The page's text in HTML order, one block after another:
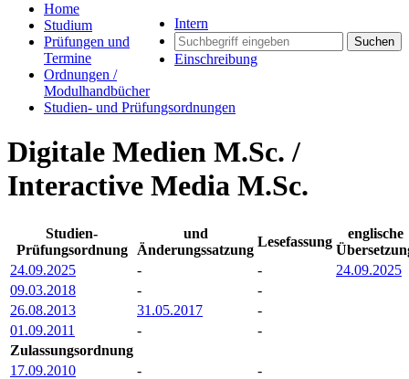
Intern
Suchen
Einschreibung
Home
Studium
Prüfungen und
Termine
Ordnungen /
Modulhandbücher
Studien- und Prüfungsordnungen
Digitale Medien M.Sc. /
Interactive Media M.Sc.
Studien-
Prüfungsordnung
und
Änderungssatzung
Lesefassung
englische
24.09.2025
- -
24.09.2025
09.03.2018
-
-
26.08.2013
31.05.2017
-
01.09.2011
-
-
Zulassungsordnung
17.09.2010
- -